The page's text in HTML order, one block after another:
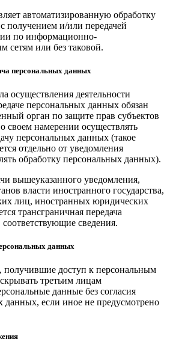
автоматизированную обработку
получением и/или передачей
по информационно-
сетям или без таковой.
персональных данных
осуществления деятельности
персональных данных обязан
орган по защите прав субъектов
своем намерении осуществлять
персональных данных (такое
отдельно от уведомления
обработку персональных данных).
вышеуказанного уведомления,
власти иностранного государства,
лиц, иностранных юридических
трансграничная передача
сведения.
данных
доступ к персональным
третьим лицам
данные без согласия
данных, если иное не предусмотрено